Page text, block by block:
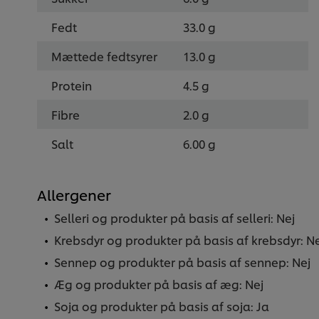
Fedt
33.0 g
Mættede fedtsyrer
13.0 g
Protein
4.5 g
Fibre
2.0 g
Salt
6.00 g
Allergener
Selleri og produkter på basis af selleri: Nej
Krebsdyr og produkter på basis af krebsdyr:
Sennep og produkter på basis af sennep: Nej
Æg og produkter på basis af æg: Nej
Soja og produkter på basis af soja: Ja